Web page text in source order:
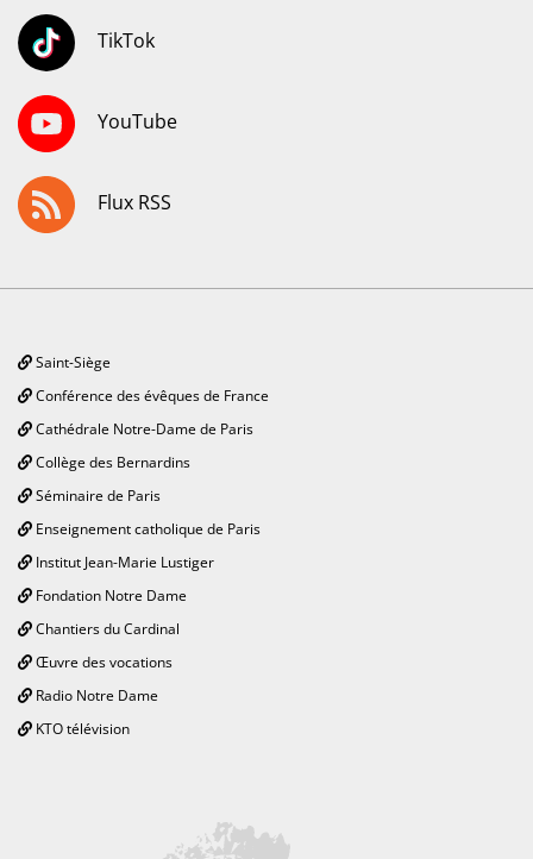
TikTok
YouTube
Flux RSS
Saint-Siège
Conférence des évêques de France
Cathédrale Notre-Dame de Paris
Collège des Bernardins
Séminaire de Paris
Enseignement catholique de Paris
Institut Jean-Marie Lustiger
Fondation Notre Dame
Chantiers du Cardinal
Œuvre des vocations
Radio Notre Dame
KTO télévision